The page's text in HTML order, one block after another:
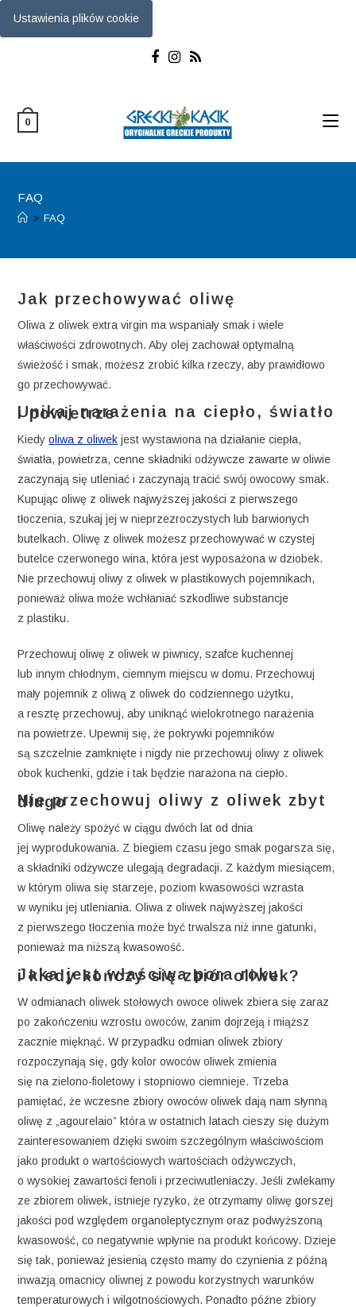
Ustawienia plików cookie
0
FAQ
> FAQ
Jak przechowywać oliwę
Oliwa z oliwek extra virgin ma wspaniały smak i wiele
właściwości zdrowotnych. Aby olej zachował optymalną
świeżość i smak, możesz zrobić kilka rzeczy, aby prawidłowo
go przechowywać.
Unikaj narażenia na ciepło, światło i powietrze
Kiedyoliwa z oliwek jest wystawiona na działanie ciepła,
światła, powietrza, cenne składniki odżywcze zawarte w oliwie
zaczynają się utleniać i zaczynają tracić swój owocowy smak.
Kupując oliwę z oliwek najwyższej jakości z pierwszego
tłoczenia, szukaj jej w nieprzezroczystych lub barwionych
butelkach. Oliwę z oliwek możesz przechowywać w czystej
butelce czerwonego wina, która jest wyposażona w dziobek.
Nie przechowuj oliwy z oliwek w plastikowych pojemnikach,
ponieważ oliwa może wchłaniać szkodliwe substancje
z plastiku.
Przechowuj oliwę z oliwek w piwnicy, szafce kuchennej
lub innym chłodnym, ciemnym miejscu w domu. Przechowuj
mały pojemnik z oliwą z oliwek do codziennego użytku,
a resztę przechowuj, aby uniknąć wielokrotnego narażenia
na powietrze. Upewnij się, że pokrywki pojemników
są szczelnie zamknięte i nigdy nie przechowuj oliwy z oliwek
obok kuchenki, gdzie i tak będzie narażona na ciepło.
Nie przechowuj oliwy z oliwek zbyt długo
Oliwę należy spożyć w ciągu dwóch lat od dnia
jej wyprodukowania. Z biegiem czasu jego smak pogarsza się,
a składniki odżywcze ulegają degradacji. Z każdym miesiącem,
w którym oliwa się starzeje, poziom kwasowości wzrasta
w wyniku jej utleniania. Oliwa z oliwek najwyższej jakości
z pierwszego tłoczenia może być trwalsza niż inne gatunki,
ponieważ ma niższą kwasowość.
Jaka jest właściwa pora roku i kiedy kończy się zbiór oliwek?
W odmianach oliwek stołowych owoce oliwek zbiera się zaraz
po zakończeniu wzrostu owoców, zanim dojrzeją i miąższ
zacznie mięknąć. W przypadku odmian oliwek zbiory
rozpoczynają się, gdy kolor owoców oliwek zmienia
się na zielono-fioletowy i stopniowo ciemnieje. Trzeba
pamiętać, że wczesne zbiory owoców oliwek dają nam słynną
oliwę z „agourelaio” która w ostatnich latach cieszy się dużym
zainteresowaniem dzięki swoim szczególnym właściwościom
jako produkt o wartościowych wartościach odżywczych,
o wysokiej zawartości fenoli i przeciwutleniaczy. Jeśli zwlekamy
ze zbiorem oliwek, istnieje ryzyko, że otrzymamy oliwę gorszej
jakości pod względem organoleptycznym oraz podwyższoną
kwasowość, co negatywnie wpłynie na produkt końcowy. Dzieje
się tak, ponieważ jesienią często mamy do czynienia z późną
inwazją omacnicy oliwnej z powodu korzystnych warunków
temperaturowych i wilgotnościowych. Ponadto późne zbiory